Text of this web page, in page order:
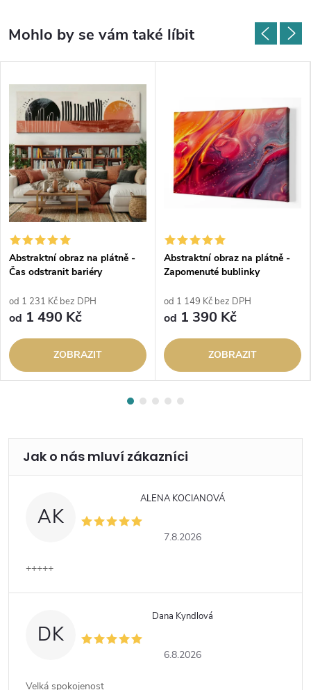
Abstraktní obraz na plátně -
Čas odstranit bariéry
od 1 231 Kč bez DPH
od 1 490 Kč
ZOBRAZIT
Abstraktní obraz na plátně -
Zapomenuté bublinky
od 1 149 Kč bez DPH
od 1 390 Kč
ZOBRAZIT
AK
ALENA KOCIANOVÁ
7.8.2026
+++++
DK
Dana Kyndlová
6.8.2026
Velká spokojenost